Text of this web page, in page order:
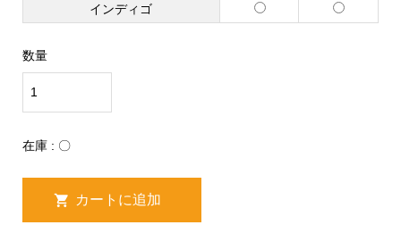
インディゴ
数量
在庫 : 〇